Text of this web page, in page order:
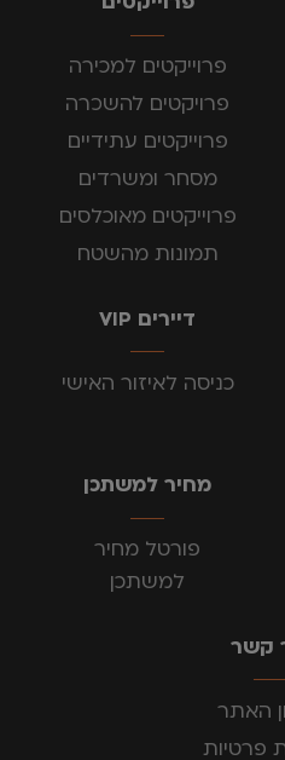
פרוייקטים למכירה
פרויקטים להשכרה
פרוייקטים עתידיים
מסחר ומשרדים
פרוייקטים מאוכלסים
תמונות מהשטח
דיירים VIP
כניסה לאיזור האישי
מחיר למשתכן
פורטל מחיר
למשתכן
קשר
האתר
פרטיות